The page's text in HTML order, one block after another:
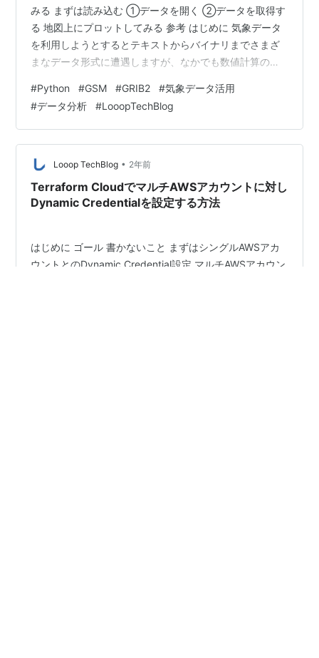
みる まずは読み込む ①データを開く ②データを取得す
る 地図上にプロットしてみる 参考 はじめに 気象データ
を利用しようとするとテキストからバイナリまでさまざ
まなデータ形式に遭遇しますが、なかでも数値計算の出
だと思います。 GRIB2はWMOが策定したグリッドデータ
の標準フォーマットです。形式としてはバイナリに分類
されるため、人間が中身を読むには専用のツールやライ
ブラリを使ってデータを抽出・変換する必要がありま
す。代表的な変換ツールとしてはNOAAのwgrib2などが
挙げられます…
#Python #GSM #GRIB2 #気象データ活用
#データ分析 #LooopTechBlog
Looop TechBlog • 2年前
Terraform CloudでマルチAWSアカウントに対し
Dynamic Credentialを設定する方法